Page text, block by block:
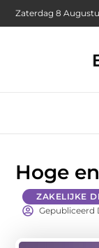
Zaterdag 8
Hoge
ZAKELIJKE
Gepubliceerd